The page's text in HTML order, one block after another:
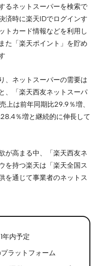
るネットスーパーを検索で
済時に楽天IDでログインす
トカード情報などを利用し
た「楽天ポイント」を貯め
、ネットスーパーの需要は
、「楽天西友ネットスーパ
上は前年同期比29.9％増、
％増と継続的に伸長して
が高まる中、「楽天西友ネ
を持つ楽天は「楽天全国ス
を通じて事業者のネットス
年内予定
ラットフォーム